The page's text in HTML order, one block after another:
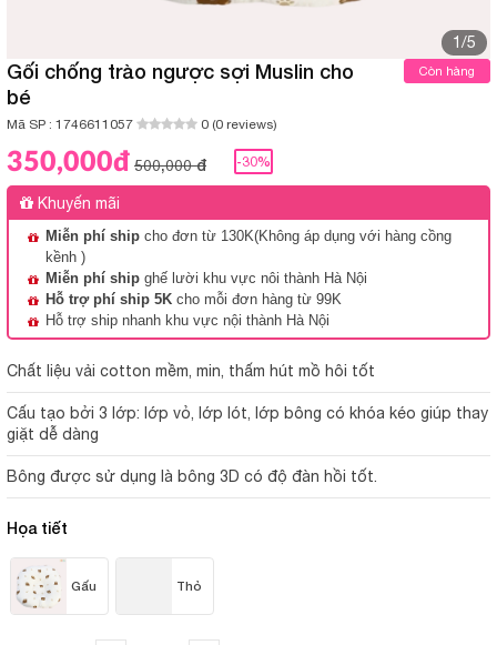
1/5
Gối chống trào ngược sợi Muslin cho
bé
Còn hàng
Mã SP : 1746611057 0 (0 reviews)
350,000đ 500,000 đ -30%
Khuyến mãi
Miễn phí ship cho đơn từ 130K(Không áp dụng với hàng cồng
kềnh )
Miễn phí ship ghế lười khu vực nôi thành Hà Nội
Hỗ trợ phí ship 5K cho mỗi đơn hàng từ 99K
Hỗ trợ ship nhanh khu vực nội thành Hà Nội
Chất liệu vải cotton mềm, min, thấm hút mồ hôi tốt
Cấu tạo bởi 3 lớp: lớp vỏ, lớp lót, lớp bông có khóa kéo giúp thay
giặt dễ dàng
Bông được sử dụng là bông 3D có độ đàn hồi tốt.
Họa tiết
Gấu Thỏ